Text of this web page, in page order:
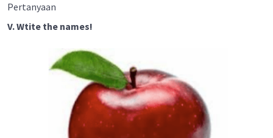
Pertanyaan
V. Wtite the names!